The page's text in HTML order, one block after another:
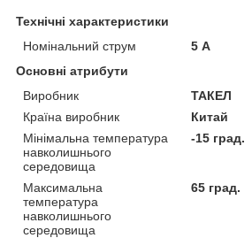
Технічні характеристики
Номінальний струм
5 А
Основні атрибути
Виробник
ТАКЕЛ
Країна виробник
Китай
Мінімальна температура
навколишнього
середовища
-15 град.
Максимальна
температура
навколишнього
середовища
65 град.